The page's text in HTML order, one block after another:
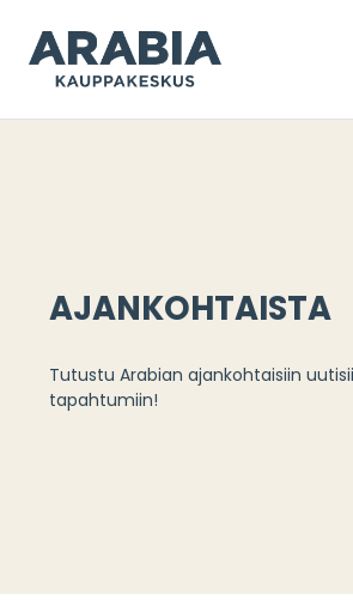
sisältöön
AJANKOHTAISTA
Tutustu Arabian ajankohtaisiin
tapahtumiin!